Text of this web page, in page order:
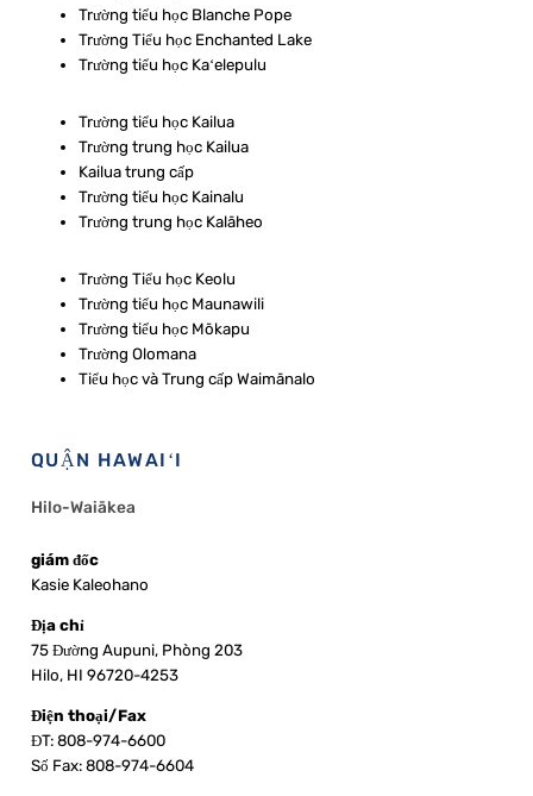
Trường tiểu học Blanche Pope
Trường Tiểu học Enchanted Lake
Trường tiểu học Kaʻelepulu
Trường tiểu học Kailua
Trường trung học Kailua
Kailua trung cấp
Trường tiểu học Kainalu
Trường trung học Kalāheo
Trường Tiểu học Keolu
Trường tiểu học Maunawili
Trường tiểu học Mōkapu
Trường Olomana
Tiểu học và Trung cấp Waimānalo
QUẬN HAWAIʻI
Hilo-Waiākea
giám đốc
Kasie Kaleohano
Địa chỉ
75 Đường Aupuni, Phòng 203
Hilo, HI 96720-4253
Điện thoại/Fax
ĐT: 808-974-6600
Số Fax: 808-974-6604